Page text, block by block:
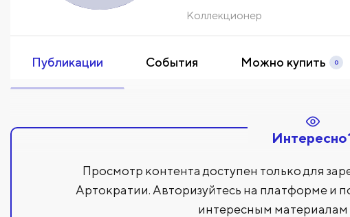
Коллекционер
Публикации События Можно купить 0
Просмотр контента доступен только для
Артократии. Авторизуйтесь на платформе и
интересным материалам